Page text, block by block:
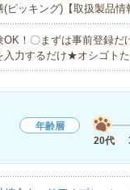
(ピッキング)【取扱製品
！〇まずは事前登録だ
入力するだけ★オシゴト
年齢層
20代